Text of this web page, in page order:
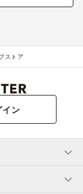
ストア
イン